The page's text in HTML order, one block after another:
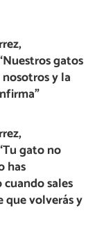
gatos
y la
gato no
has
sales
que volverás y